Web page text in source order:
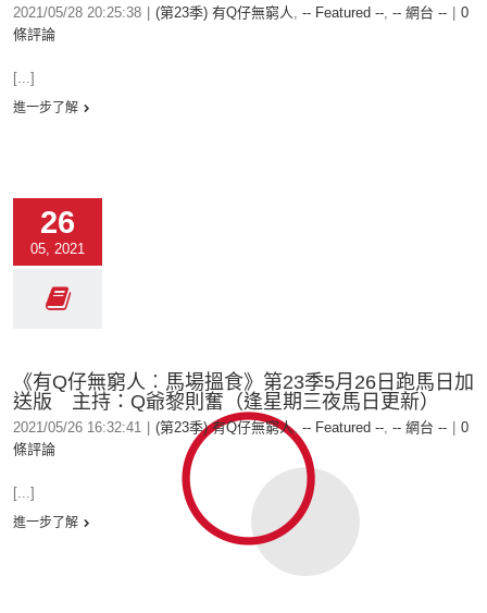
2021/05/28 20:25:38 (第23季) 有Q仔無窮人, -- Featured --, -- 網台 --
0
條評論
[...]
進一步了解
26
05, 2021
《有Q仔無窮人︰馬場搵食》第23季5月26日跑馬日加
送版 主持：Q爺黎則奮（逢星期三夜馬日更新）
2021/05/26 16:32:41 (第23季) 有Q仔無窮人, -- Featured --, -- 網台 --
0
條評論
[...]
進一步了解